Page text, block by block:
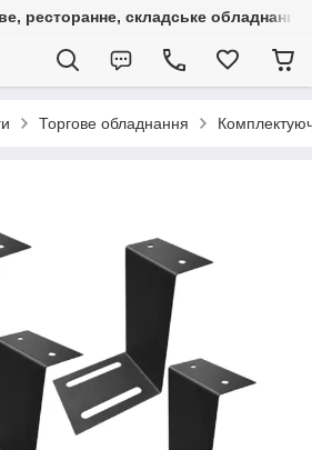
ресторанне, складське обладнання
Торгове обладнання